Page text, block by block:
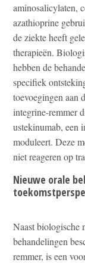
aminosalicylaten,
azathioprine
de ziekte heeft
therapieën.
hebben de
specifiek
toevoegingen aan
integrine-remmer
ustekinumab, een
moduleert. Deze
niet reageren op
Nieuwe orale
Naast biologische
behandelingen
remmer, is een